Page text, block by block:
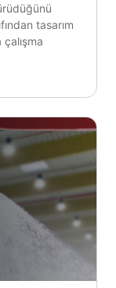
tasarım